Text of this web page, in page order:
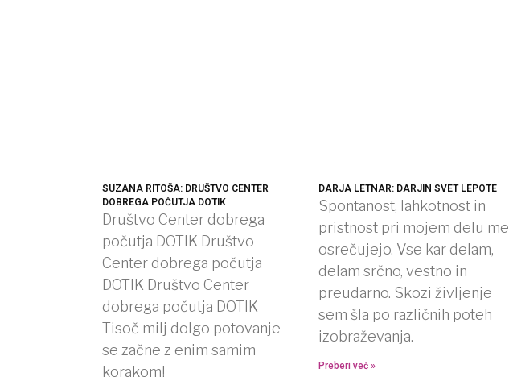
SUZANA RITOŠA: DRUŠTVO CENTER
DOBREGA POČUTJA DOTIK
Društvo Center dobrega
počutja DOTIK Društvo
Center dobrega počutja
DOTIK Društvo Center
dobrega počutja DOTIK
Tisoč milj dolgo potovanje
se začne z enim samim
korakom!
DARJA LETNAR: DARJIN SVET LEPOTE
Spontanost, lahkotnost in
pristnost pri mojem delu me
osrečujejo. Vse kar delam,
delam srčno, vestno in
preudarno. Skozi življenje
sem šla po različnih poteh
izobraževanja.
Preberi več »